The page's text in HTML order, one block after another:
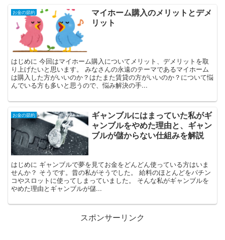
お金の節約
マイホーム購入のメリットとデメ
リット
はじめに 今回はマイホーム購入についてメリット、デメリットを取
り上げたいと思います。 みなさんの永遠のテーマであるマイホーム
は購入した方がいいのか？はたまた賃貸の方がいいのか？について悩
んでいる方も多いと思うので、悩み解決の手...
お金の節約
ギャンブルにはまっていた私がギ
ャンブルをやめた理由と、ギャン
ブルが儲からない仕組みを解説
はじめに ギャンブルで夢を見てお金をどんどん使っている方はいま
せんか？ そうです。昔の私がそうでした。 給料のほとんどをパチン
コやスロットに使ってしまっていました。 そんな私がギャンブルを
やめた理由とギャンブルが儲...
スポンサーリンク